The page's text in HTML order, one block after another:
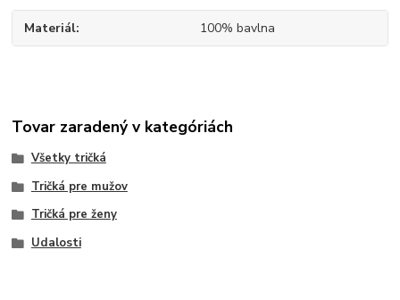
Materiál 100% bavlna
Tovar zaradený v kategóriách
Všetky tričká
Tričká pre mužov
Tričká pre ženy
Udalosti